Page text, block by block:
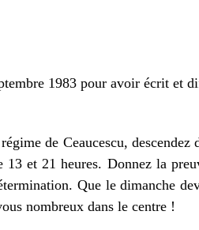
1983 pour avoir écrit et
de Ceaucescu, descendez
et 21 heures. Donnez la
Que le dimanche
nombreux dans le centre !